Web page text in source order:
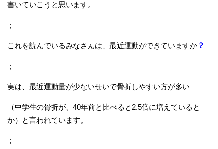
書いていこうと思います。
;
これを読んでいるみなさんは、最近運動ができていますか ？
;
実は、最近運動量が少ないせいで骨折しやすい方が多い
（中学生の骨折が、40年前と比べると2.5倍に増えていると
か）と言われています。
;